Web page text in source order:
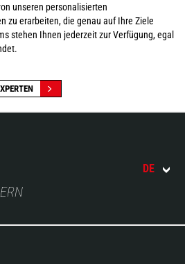
unseren personalisierten
zu erarbeiten, die genau auf Ihre Ziele
stehen Ihnen jederzeit zur Verfügung, egal
DE